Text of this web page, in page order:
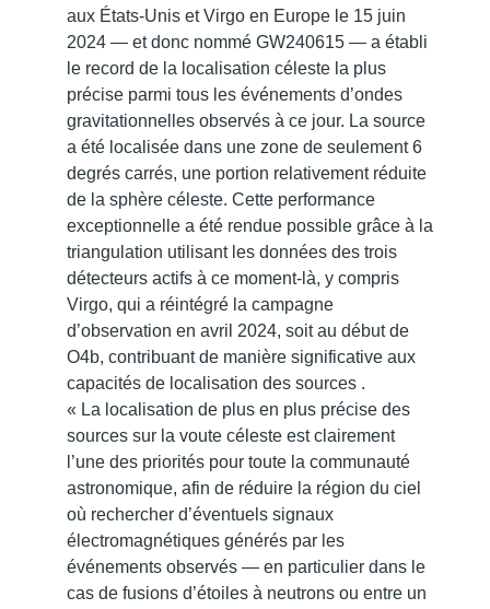
aux États-Unis et Virgo en Europe le 15 juin
2024 — et donc nommé GW240615 — a établi
le record de la localisation céleste la plus
précise parmi tous les événements d’ondes
gravitationnelles observés à ce jour. La source
a été localisée dans une zone de seulement 6
degrés carrés, une portion relativement réduite
de la sphère céleste. Cette performance
exceptionnelle a été rendue possible grâce à la
triangulation utilisant les données des trois
détecteurs actifs à ce moment-là, y compris
Virgo, qui a réintégré la campagne
d’observation en avril 2024, soit au début de
O4b, contribuant de manière significative aux
capacités de localisation des sources .
« La localisation de plus en plus précise des
sources sur la voute céleste est clairement
l’une des priorités pour toute la communauté
astronomique, afin de réduire la région du ciel
où rechercher d’éventuels signaux
électromagnétiques générés par les
événements observés — en particulier dans le
cas de fusions d’étoiles à neutrons ou entre un